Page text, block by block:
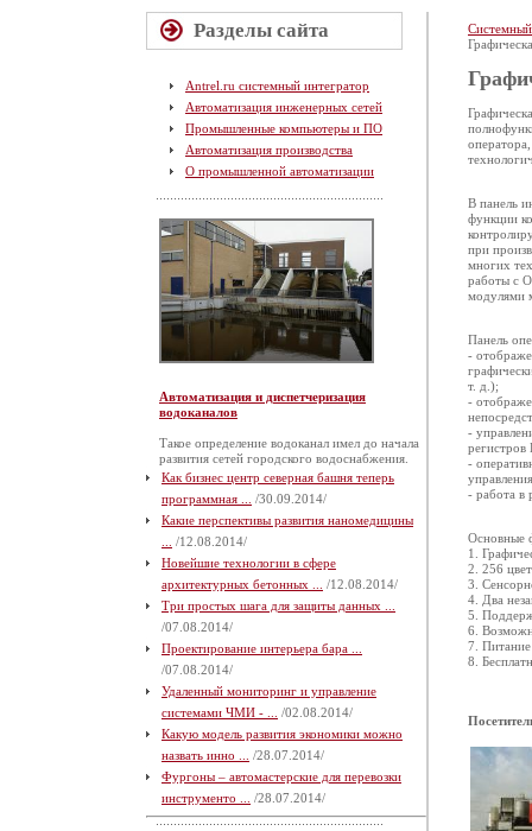
Разделы сайта
Antrel.ru системный интегратор
Автоматизация инженерных сетей
Промышленные компьютеры и ПО
Автоматизация производства
О промышленной автоматизации
Автоматизация и диспетчеризация
водоканалов
Такое определение водоканал имел до начала
развития сетей городского водоснабжения.
Как бизнес центр северная башня теперь
программная ...
/30.09.2014/
Какие перспективы развития наномедицины
/12.08.2014/
Новейшие технологии в сфере
архитектурных бетонных ...
/12.08.2014/
Три простых шага для защиты данных ...
/07.08.2014/
Проектирование интерьера бара ...
/07.08.2014/
Удаленный мониторинг и управление
системами ЧМИ - ...
/02.08.2014/
Какую модель развития экономики можно
назвать инно ...
/28.07.2014/
Фургоны – автомастерские для перевозки
инструменто ...
/28.07.2014/
В панель
функции
при
многих
работы с
модулями
Панель
-
т. д.);
-
-
-
- работа в
Основные
1.
2. 256
3.
4. Два
5.
6.
7.
8.